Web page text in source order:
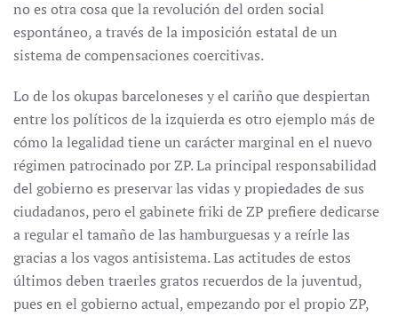
no es otra cosa que la revolución del orden social
espontáneo, a través de la imposición estatal de un
sistema de compensaciones coercitivas.
Lo de los okupas barceloneses y el cariño que despiertan
entre los políticos de la izquierda es otro ejemplo más de
cómo la legalidad tiene un carácter marginal en el nuevo
régimen patrocinado por ZP. La principal responsabilidad
del gobierno es preservar las vidas y propiedades de sus
ciudadanos, pero el gabinete friki de ZP prefiere dedicarse
a regular el tamaño de las hamburguesas y a reírle las
gracias a los vagos antisistema. Las actitudes de estos
últimos deben traerles gratos recuerdos de la juventud,
pues en el gobierno actual, empezando por el propio ZP,